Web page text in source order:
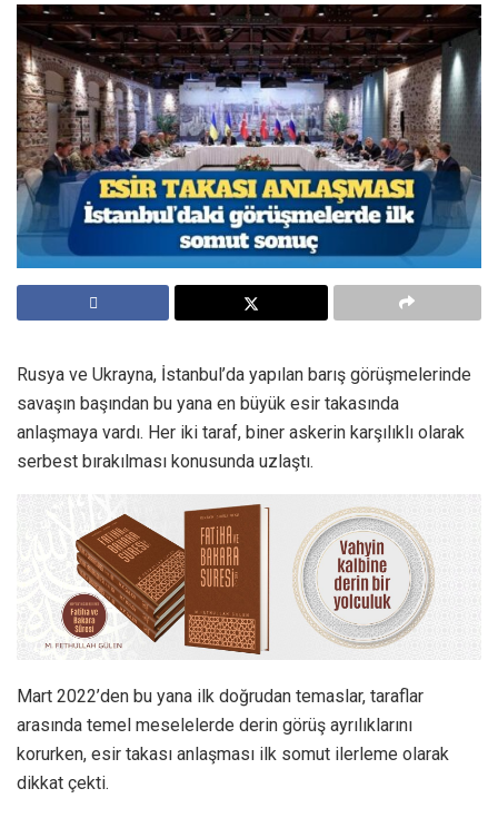
Rusya ve Ukrayna, İstanbul’da yapılan barış görüşmelerinde
savaşın başından bu yana en büyük esir takasında
anlaşmaya vardı. Her iki taraf, biner askerin karşılıklı olarak
serbest bırakılması konusunda uzlaştı.
Mart 2022’den bu yana ilk doğrudan temaslar, taraflar
arasında temel meselelerde derin görüş ayrılıklarını
korurken, esir takası anlaşması ilk somut ilerleme olarak
dikkat çekti.